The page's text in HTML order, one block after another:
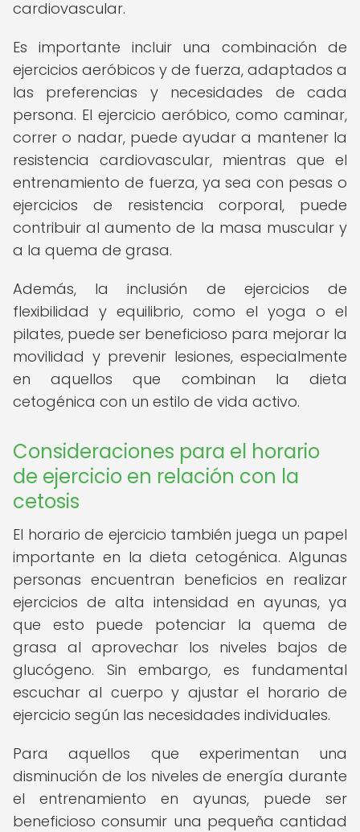
cardiovascular.
Es importante incluir una combinación de
ejercicios aeróbicos y de fuerza, adaptados a
las preferencias y necesidades de cada
persona. El ejercicio aeróbico, como caminar,
correr o nadar, puede ayudar a mantener la
resistencia cardiovascular, mientras que el
entrenamiento de fuerza, ya sea con pesas o
ejercicios de resistencia corporal, puede
contribuir al aumento de la masa muscular y
a la quema de grasa.
Además, la inclusión de ejercicios de
flexibilidad y equilibrio, como el yoga o el
pilates, puede ser beneficioso para mejorar la
movilidad y prevenir lesiones, especialmente
en aquellos que combinan la dieta
cetogénica con un estilo de vida activo.
Consideraciones para el horario
de ejercicio en relación con la
cetosis
El horario de ejercicio también juega un papel
importante en la dieta cetogénica. Algunas
personas encuentran beneficios en realizar
ejercicios de alta intensidad en ayunas, ya
que esto puede potenciar la quema de
grasa al aprovechar los niveles bajos de
glucógeno. Sin embargo, es fundamental
escuchar al cuerpo y ajustar el horario de
ejercicio según las necesidades individuales.
Para aquellos que experimentan una
disminución de los niveles de energía durante
el entrenamiento en ayunas, puede ser
beneficioso consumir una pequeña cantidad